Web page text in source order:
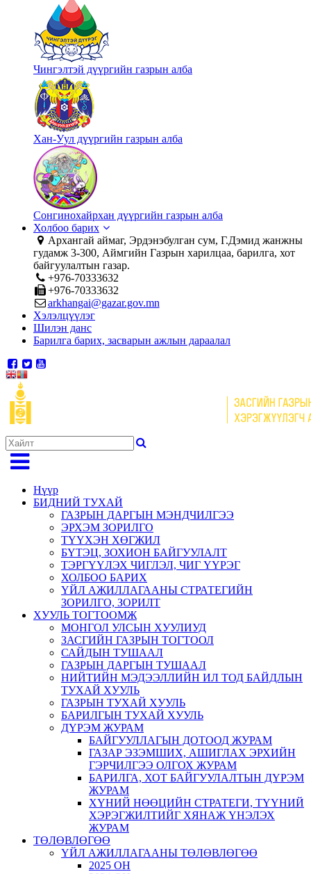
Чингэлтэй дүүргийн газрын алба
Хан-Уул дүүргийн газрын алба
Сонгинохайрхан дүүргийн газрын алба
Холбоо барих
Архангай аймаг, Эрдэнэбулган сум, Г.Дэмид жанжны
гудамж 3-300, Аймгийн Газрын харилцаа, барилга, хот
байгуулалтын газар.
+976-70333632
+976-70333632
arkhangai@gazar.gov.mn
Хэлэлцүүлэг
Шилэн данс
Барилга барих, засварын ажлын дараалал
Нүүр
БИДНИЙ ТУХАЙ
ГАЗРЫН ДАРГЫН МЭНДЧИЛГЭЭ
ЭРХЭМ ЗОРИЛГО
ТҮҮХЭН ХӨГЖИЛ
БҮТЭЦ, ЗОХИОН БАЙГУУЛАЛТ
ТЭРГҮҮЛЭХ ЧИГЛЭЛ, ЧИГ ҮҮРЭГ
ХОЛБОО БАРИХ
ҮЙЛ АЖИЛЛАГААНЫ СТРАТЕГИЙН
ЗОРИЛГО, ЗОРИЛТ
ХУУЛЬ ТОГТООМЖ
МОНГОЛ УЛСЫН ХУУЛИУД
ЗАСГИЙН ГАЗРЫН ТОГТООЛ
САЙДЫН ТУШААЛ
ГАЗРЫН ДАРГЫН ТУШААЛ
НИЙТИЙН МЭДЭЭЛЛИЙН ИЛ ТОД БАЙДЛЫН
ТУХАЙ ХУУЛЬ
ГАЗРЫН ТУХАЙ ХУУЛЬ
БАРИЛГЫН ТУХАЙ ХУУЛЬ
ДҮРЭМ ЖУРАМ
БАЙГУУЛЛАГЫН ДОТООД ЖУРАМ
ГАЗАР ЭЗЭМШИХ, АШИГЛАХ ЭРХИЙН
ГЭРЧИЛГЭЭ ОЛГОХ ЖУРАМ
БАРИЛГА, ХОТ БАЙГУУЛАЛТЫН ДҮРЭМ
ЖУРАМ
ХҮНИЙ НӨӨЦИЙН СТРАТЕГИ, ТҮҮНИЙ
ХЭРЭГЖИЛТИЙГ ХЯНАЖ ҮНЭЛЭХ
ЖУРАМ
ТӨЛӨВЛӨГӨӨ
ҮЙЛ АЖИЛЛАГААНЫ ТӨЛӨВЛӨГӨӨ
2025 ОН